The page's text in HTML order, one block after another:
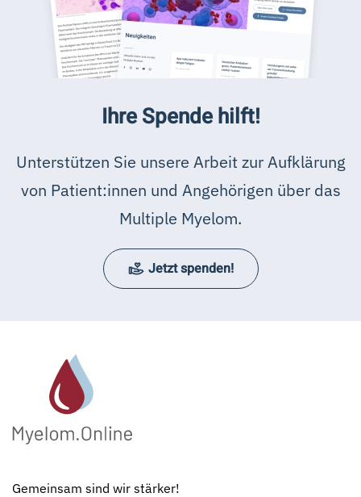
Ihre Spende hilft!
Unterstützen Sie unsere Arbeit zur Aufklärung
von Patient:innen und Angehörigen über das
Multiple Myelom.
Jetzt spenden!
Gemeinsam sind wir stärker!